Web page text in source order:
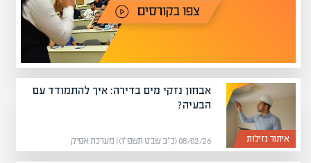
איתור נזילות
אבחון נזקי מים בדירה: איך להתמודד עם
הבעיה?
08/02/26 (כ״ב שבט תשפ״ו) | מערכת אפיק